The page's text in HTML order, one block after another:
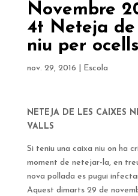
Novembre
4t Neteja de
niu per ocells
nov. 29, 2016 Escola
NETEJA DE LES CAIXES
VALLS
Si teniu una caixa niu on ha
moment de netejar-la, en
nova pollada es pugui
Aquest dimarts 29 de